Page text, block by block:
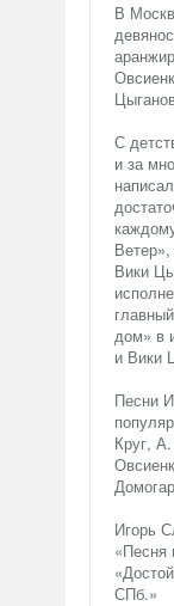
В
С
и за
Вики
дом» в
и Вики
Песни
Круг,
Игорь
«Песня
СПб.»